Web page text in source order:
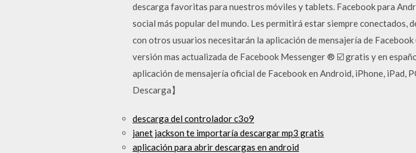
descarga favoritas para nuestros móviles y tablets. Facebook para
social más popular del mundo. Les permitirá estar siempre conectados,
con otros usuarios necesitarán la aplicación de mensajería de
versión mas actualizada de Facebook Messenger ®‎ ☑️ gratis y en
aplicación de mensajería oficial de Facebook en Android, iPhone, iPad,
Descarga】
descarga del controlador c3o9
janet jackson te importaría descargar mp3 gratis
aplicación para abrir descargas en android